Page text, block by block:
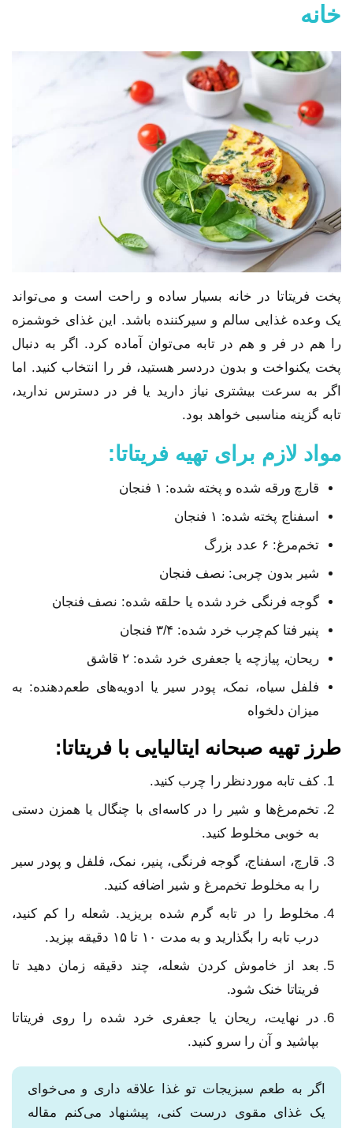
خانه
پخت فریتاتا در خانه بسیار ساده و راحت است و می‌تواند
یک وعده غذایی سالم و سیرکننده باشد. این غذای خوشمزه
را هم در فر و هم در تابه می‌توان آماده کرد. اگر به دنبال
پخت یکنواخت و بدون دردسر هستید، فر را انتخاب کنید. اما
اگر به سرعت بیشتری نیاز دارید یا فر در دسترس ندارید،
تابه گزینه مناسبی خواهد بود.
مواد لازم برای تهیه فریتاتا:
قارچ ورقه شده و پخته شده: ۱ فنجان
اسفناج پخته شده: ۱ فنجان
تخم‌مرغ: ۶ عدد بزرگ
شیر بدون چربی: نصف فنجان
گوجه فرنگی خرد شده یا حلقه شده: نصف فنجان
پنیر فتا کم‌چرب خرد شده: ۳/۴ فنجان
ریحان، پیازچه یا جعفری خرد شده: ۲ قاشق
فلفل سیاه، نمک، پودر سیر یا ادویه‌های طعم‌دهنده: به
میزان دلخواه
طرز تهیه صبحانه ایتالیایی با فریتاتا:
کف تابه موردنظر را چرب کنید.
تخم‌مرغ‌ها و شیر را در کاسه‌ای با چنگال یا همزن دستی
به خوبی مخلوط کنید.
قارچ، اسفناج، گوجه فرنگی، پنیر، نمک، فلفل و پودر سیر
را به مخلوط تخم‌مرغ و شیر اضافه کنید.
مخلوط را در تابه گرم شده بریزید. شعله را کم کنید،
درب تابه را بگذارید و به مدت ۱۰ تا ۱۵ دقیقه بپزید.
بعد از خاموش کردن شعله، چند دقیقه زمان دهید تا
فریتاتا خنک شود.
در نهایت، ریحان یا جعفری خرد شده را روی فریتاتا
بپاشید و آن را سرو کنید.
اگر به طعم سبزیجات تو غذا علاقه داری و می‌خوای
یک غذای مقوی درست کنی، پیشنهاد می‌کنم مقاله